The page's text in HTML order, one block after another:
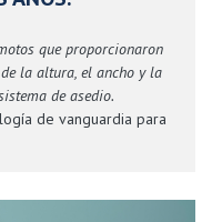
que proporcionaron
la altura, el ancho y la
de asedio.
de vanguardia para